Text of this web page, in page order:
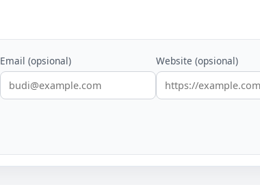
Email (opsional) Website (opsional)